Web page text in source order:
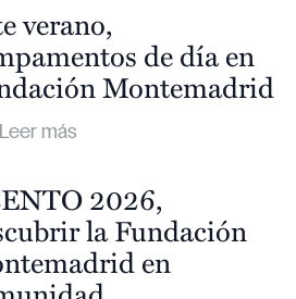
verano,
de día en
Montemadrid
2026,
la Fundación
en